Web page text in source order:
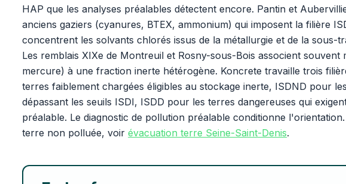
HAP que les analyses préalables détectent encore. Pantin et
anciens gaziers (cyanures, BTEX, ammonium) qui imposent la filière
concentrent les solvants chlorés issus de la métallurgie et de la sous-
Les remblais XIXe de Montreuil et Rosny-sous-Bois associent
mercure) à une fraction inerte hétérogène. Koncrete travaille trois
terres faiblement chargées éligibles au stockage inerte, ISDND pour
dépassant les seuils ISDI, ISDD pour les terres dangereuses qui
préalable. Le diagnostic de pollution préalable conditionne
terre non polluée, voirévacuation terre Seine-Saint-Denis.